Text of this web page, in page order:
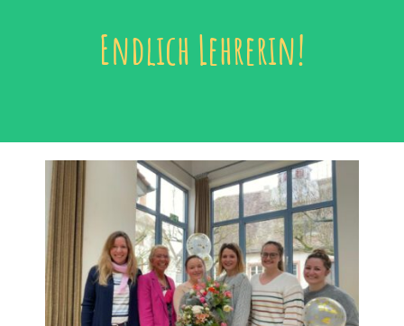
Über uns
Organisatorisches
Förderverein
Schulelternbeirat
Endlich Lehrerin!